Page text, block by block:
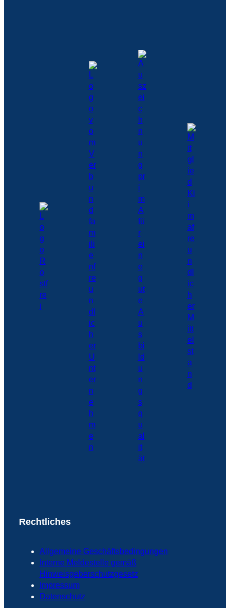
Rechtliches
Allgemeine Geschäftsbedingungen
Interne Meldestelle gemäß
Hinweisgeberschutzgesetz
Impressum
Datenschutz